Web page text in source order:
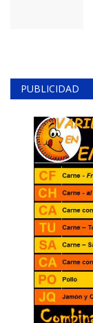
PUBLICIDAD